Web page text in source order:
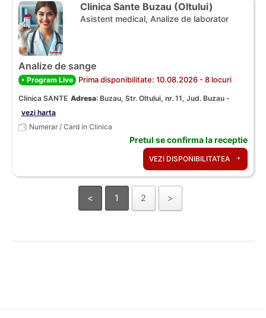
Clinica Sante Buzau (Oltului)
Asistent medical, Analize de laborator
Analize de sange
• Program Live Prima disponibilitate: 10.08.2026 - 8 locuri
Clinica SANTE Adresa: Buzau, Str. Oltului, nr. 11, Jud. Buzau -
vezi harta
Numerar / Card in Clinica
Pretul se confirma la receptie
VEZI DISPONIBILITATEA
< 1 2 >